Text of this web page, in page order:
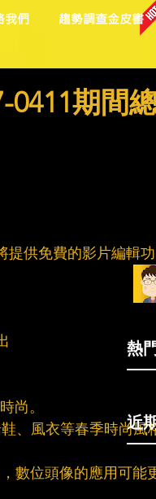
我們 趨勢調查金皮書
0411期間
提供免費的影片編輯功
尚。
、風衣等春季時尚風
數位頭像的應用可能
熱
近